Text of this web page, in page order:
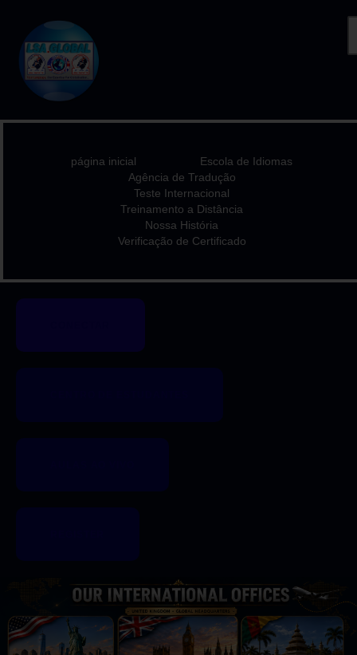
página inicial
Escola de Idiomas
Agência de Tradução
Teste Internacional
Treinamento a Distância
Nossa História
Verificação de Certificado
PÁGINA INICIAL
ESCOLA DE IDIOMAS
TESTE INTERNACIONAL
TREINAMENTO A
DISTÂNCIA
NOSSA HISTÓRIA
CERTIFICADO